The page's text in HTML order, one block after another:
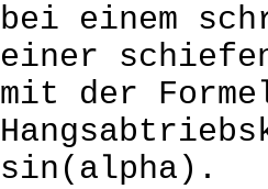
bei einem
einer
mit der
sin(alpha).